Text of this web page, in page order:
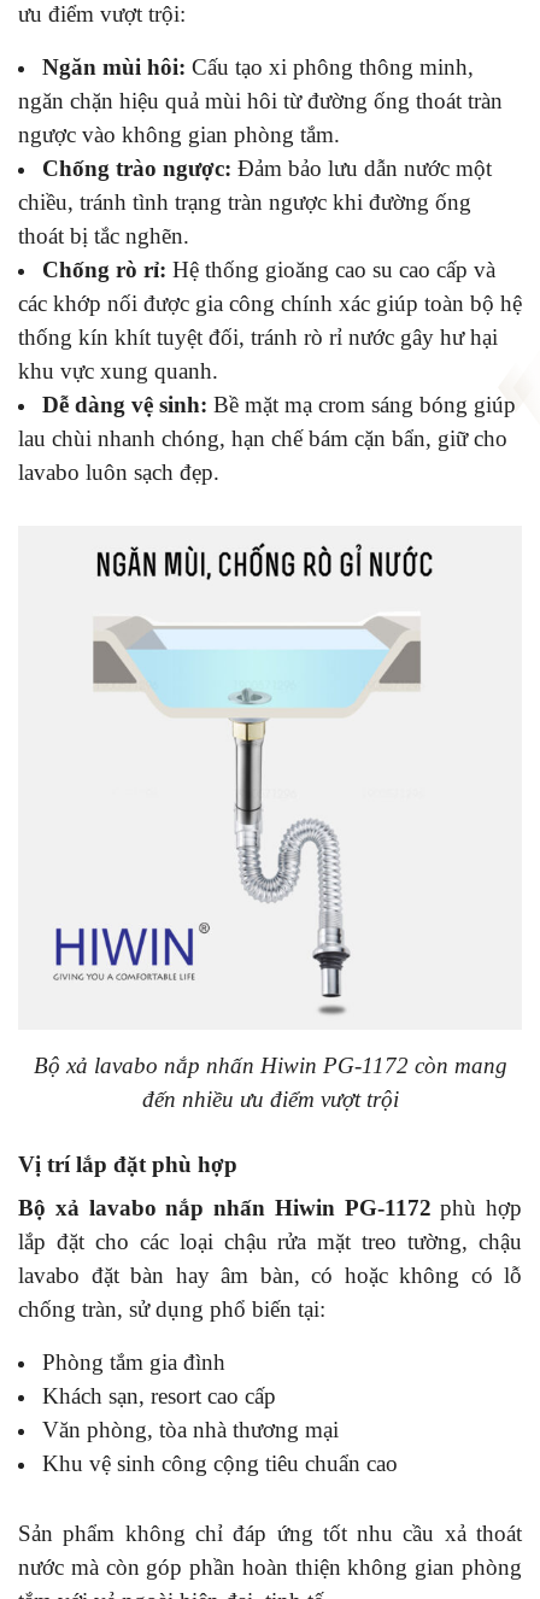
ưu điểm vượt trội:
Ngăn mùi hôi: Cấu tạo xi phông thông minh,
ngăn chặn hiệu quả mùi hôi từ đường ống thoát tràn
ngược vào không gian phòng tắm.
Chống trào ngược: Đảm bảo lưu dẫn nước một
chiều, tránh tình trạng tràn ngược khi đường ống
thoát bị tắc nghẽn.
Chống rò rỉ: Hệ thống gioăng cao su cao cấp và
các khớp nối được gia công chính xác giúp toàn bộ hệ
thống kín khít tuyệt đối, tránh rò rỉ nước gây hư hại
khu vực xung quanh.
Dễ dàng vệ sinh: Bề mặt mạ crom sáng bóng giúp
lau chùi nhanh chóng, hạn chế bám cặn bẩn, giữ cho
lavabo luôn sạch đẹp.
Bộ xả lavabo nắp nhấn Hiwin PG-1172 còn mang
đến nhiều ưu điểm vượt trội
Vị trí lắp đặt phù hợp
Bộ xả lavabo nắp nhấn Hiwin PG-1172 phù hợp
lắp đặt cho các loại chậu rửa mặt treo tường, chậu
lavabo đặt bàn hay âm bàn, có hoặc không có lỗ
chống tràn, sử dụng phổ biến tại:
Phòng tắm gia đình
Khách sạn, resort cao cấp
Văn phòng, tòa nhà thương mại
Khu vệ sinh công cộng tiêu chuẩn cao
Sản phẩm không chỉ đáp ứng tốt nhu cầu xả thoát
nước mà còn góp phần hoàn thiện không gian phòng